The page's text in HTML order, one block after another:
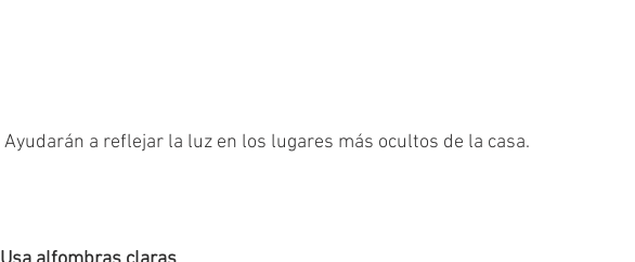
Ayudarán a reflejar la luz en los lugares más ocultos de la casa.